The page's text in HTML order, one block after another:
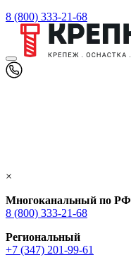
8 (800) 333-21-68
×
Многоканальный по РФ
8 (800) 333‑21-68
Региональный
+7 (347) 201-99-61